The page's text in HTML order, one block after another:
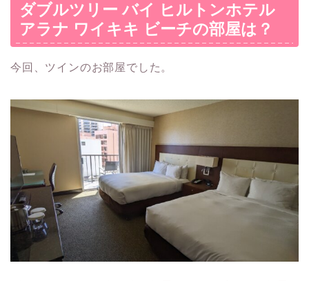
ダブルツリー バイ ヒルトンホテル
アラナ ワイキキ ビーチの部屋は？
今回、ツインのお部屋でした。